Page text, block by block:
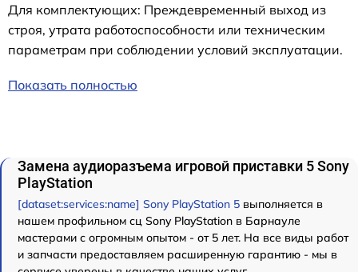
Для комплектующих: Преждевременный выход из
строя, утрата работоспособности или техническим
параметрам при соблюдении условий эксплуатации.
Показать полностью
Замена аудиоразъема игровой приставки 5 Sony
PlayStation
[dataset:services:name] Sony PlayStation 5 выполняется в
нашем профильном сц Sony PlayStation в Барнауле
мастерами с огромным опытом - от 5 лет. На все виды работ
и запчасти предоставляем расширенную гарантию - мы в